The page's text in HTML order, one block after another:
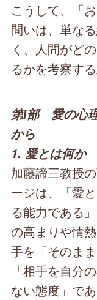
こうして、「
問いは、単な
く、人間がど
るかを考察す
第Ⅰ部 愛の心
から
1. 愛とは何か
加藤諦三教授
ージは、「愛
る能力である
の高まりや情
手を「そのま
「相手を自分
ない態度」であ